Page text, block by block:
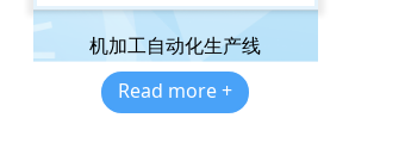
机加工自动化生产线
Read more +